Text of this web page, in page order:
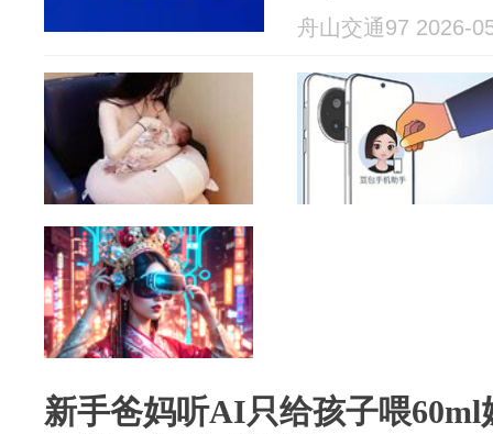
累了才入睡
舟山交通97 2026-
新手爸妈听AI只给孩子喂60ml